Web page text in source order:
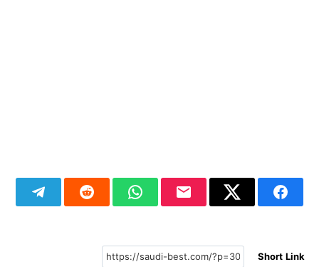
Short Link